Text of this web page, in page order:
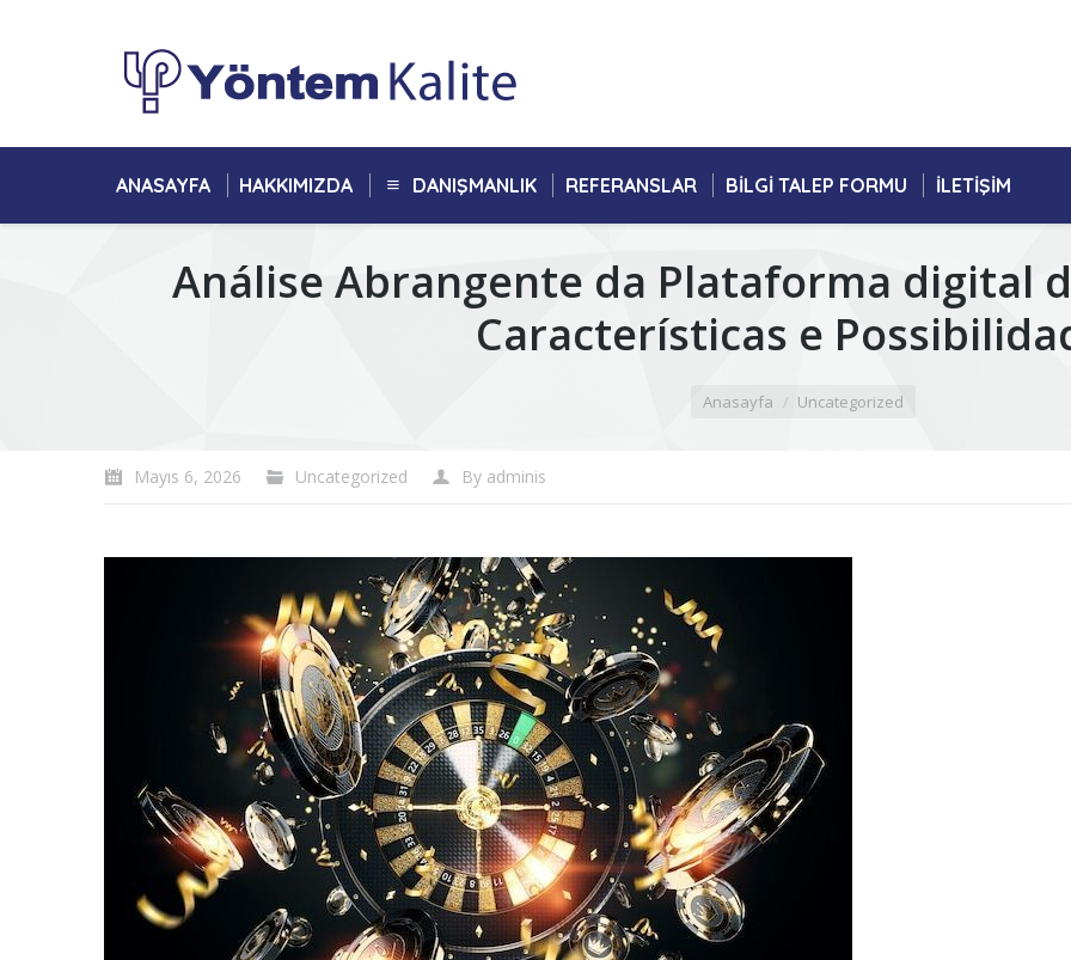
ANASAYFA HAKKIMIZDA DANIŞMANLIK REFERANSLAR BILGI TALEP FORMU İLETIŞIM
Análise Abrangente da Plataforma digital
Características e
Anasayfa Uncategorized
Mayıs 6, 2026 Uncategorized By adminis